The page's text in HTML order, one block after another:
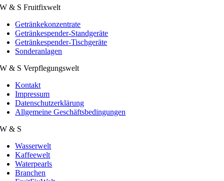
W & S Fruitfixwelt
Getränkekonzentrate
Getränkespender-Standgeräte
Getränkespender-Tischgeräte
Sonderanlagen
W & S Verpflegungswelt
Kontakt
Impressum
Datenschutzerklärung
Allgemeine Geschäftsbedingungen
W & S
Wasserwelt
Kaffeewelt
Waterpearls
Branchen